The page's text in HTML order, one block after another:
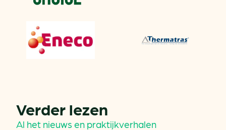
Verder lezen
Al het nieuws en praktijkverhalen